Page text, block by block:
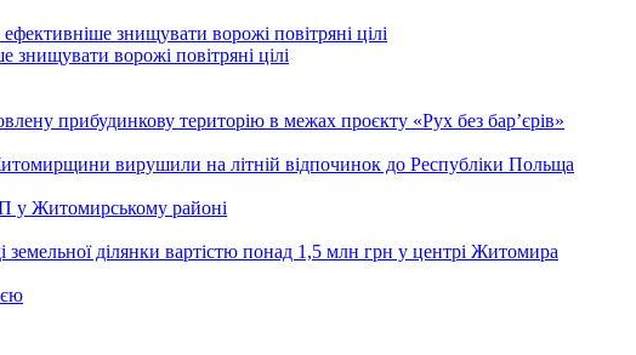
ворожі повітряні цілі
прибудинкову територію в межах проєкту «Рух без бар’єрів»
вирушили на літній відпочинок до Республіки Польща
у Житомирському районі
земельної ділянки вартістю понад 1,5 млн грн у центрі Житомира